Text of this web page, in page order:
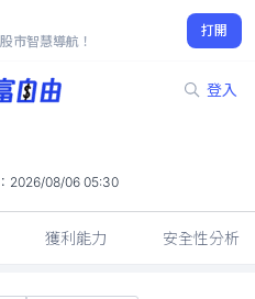
市智慧導航！
打開
登入
2026/08/06 05:30
獲利能力 安全性分析